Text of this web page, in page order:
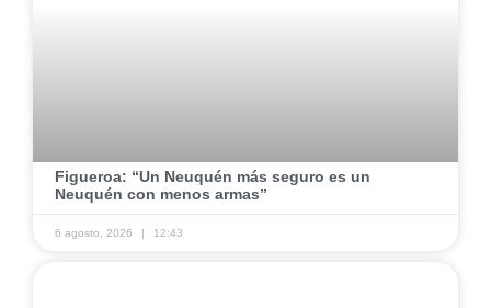
​Figueroa: “Un Neuquén más seguro es un
Neuquén con menos armas” ​
6 agosto, 2026 12:43